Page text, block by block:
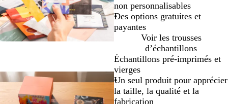
non personnalisables
Des options gratuites et
payantes
Voir les trousses
d’échantillons
Échantillons pré-imprimés et
vierges
Un seul produit pour apprécier
la taille, la qualité et la
fabrication